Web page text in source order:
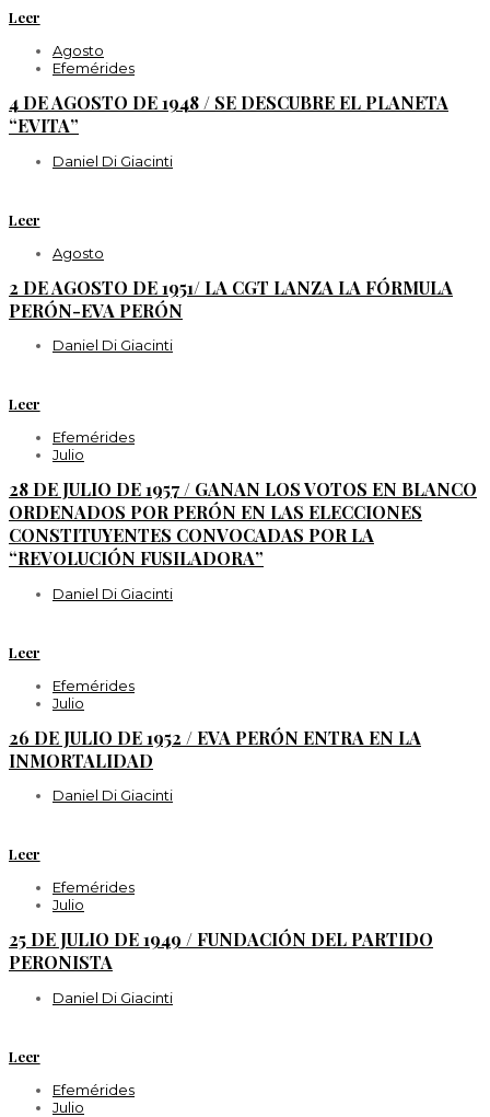
Leer
Agosto
Efemérides
4 DE AGOSTO DE 1948 / SE DESCUBRE EL PLANETA
“EVITA”
Daniel Di Giacinti
Leer
Agosto
2 DE AGOSTO DE 1951/ LA CGT LANZA LA FÓRMULA
PERÓN-EVA PERÓN
Daniel Di Giacinti
Leer
Efemérides
Julio
28 DE JULIO DE 1957 / GANAN LOS VOTOS EN BLANCO
ORDENADOS POR PERÓN EN LAS ELECCIONES
CONSTITUYENTES CONVOCADAS POR LA
“REVOLUCIÓN FUSILADORA”
Daniel Di Giacinti
Leer
Efemérides
Julio
26 DE JULIO DE 1952 / EVA PERÓN ENTRA EN LA
INMORTALIDAD
Daniel Di Giacinti
Leer
Efemérides
Julio
25 DE JULIO DE 1949 / FUNDACIÓN DEL PARTIDO
PERONISTA
Daniel Di Giacinti
Leer
Efemérides
Julio